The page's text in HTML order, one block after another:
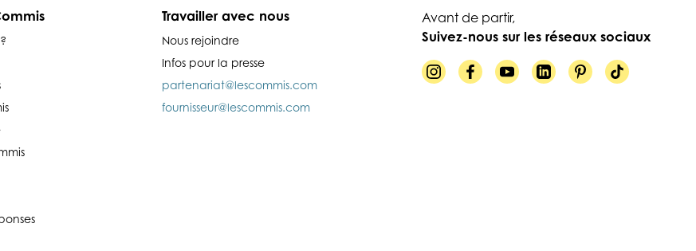
Travailler avec nous
Nous rejoindre
Infos pour la presse
partenariat@lescommis.com
fournisseur@lescommis.com
Avant de partir,
Suivez-nous sur les réseaux sociaux